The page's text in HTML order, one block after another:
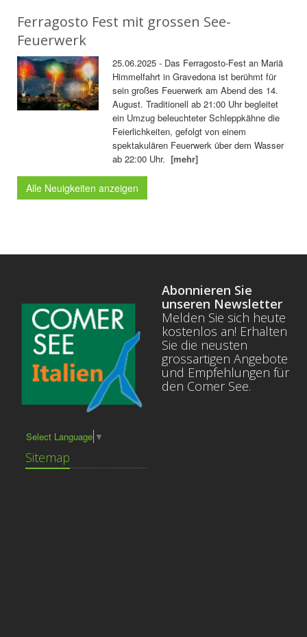
Ferragosto Fest mit grossen See-
Feuerwerk
25.06.2025 - Das Ferragosto-Fest an Mariä
Himmelfahrt in Gravedona ist berühmt für
sein großes Feuerwerk am Abend des 14.
August. Traditionell ab 21:00 Uhr begleitet
ein Umzug beleuchteter Schleppkähne die
Feierlichkeiten, gefolgt von einem
spektakulären Feuerwerk über dem Wasser
ab 22:00 Uhr.[mehr]
Alle Neuigkeiten anzeigen
Select Language ▼
Sitemap
Abonnieren Sie
unseren Newsletter
Melden Sie sich heute
kostenlos an! Erhalten
Sie die neusten
grossartigen Angebote
und Empfehlungen für
den Comer See.